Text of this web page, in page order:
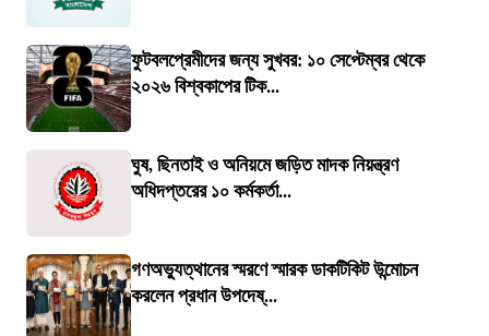
ফুটবলপ্রেমীদের জন্য সুখবর: ১০ সেপ্টেম্বর থেকে
২০২৬ বিশ্বকাপের টিক...
ঘুষ, ছিনতাই ও অনিয়মে জড়িত মাদক নিয়ন্ত্রণ
অধিদপ্তরের ১০ কর্মকর্তা...
গণঅভ্যুত্থানের স্মরণে স্মারক ডাকটিকিট উন্মোচন
করলেন প্রধান উপদেষ্...